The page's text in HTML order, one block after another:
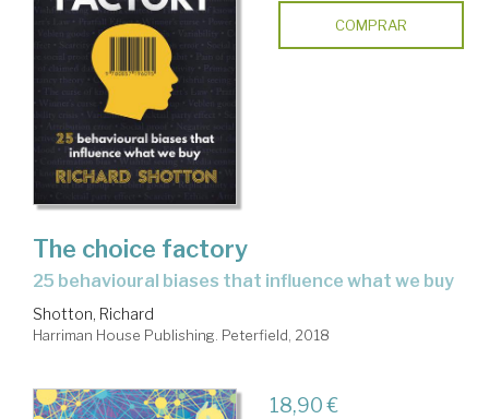
COMPRAR
The choice factory
25 behavioural biases that influence what we buy
Shotton, Richard
Harriman House Publishing. Peterfield, 2018
18,90 €